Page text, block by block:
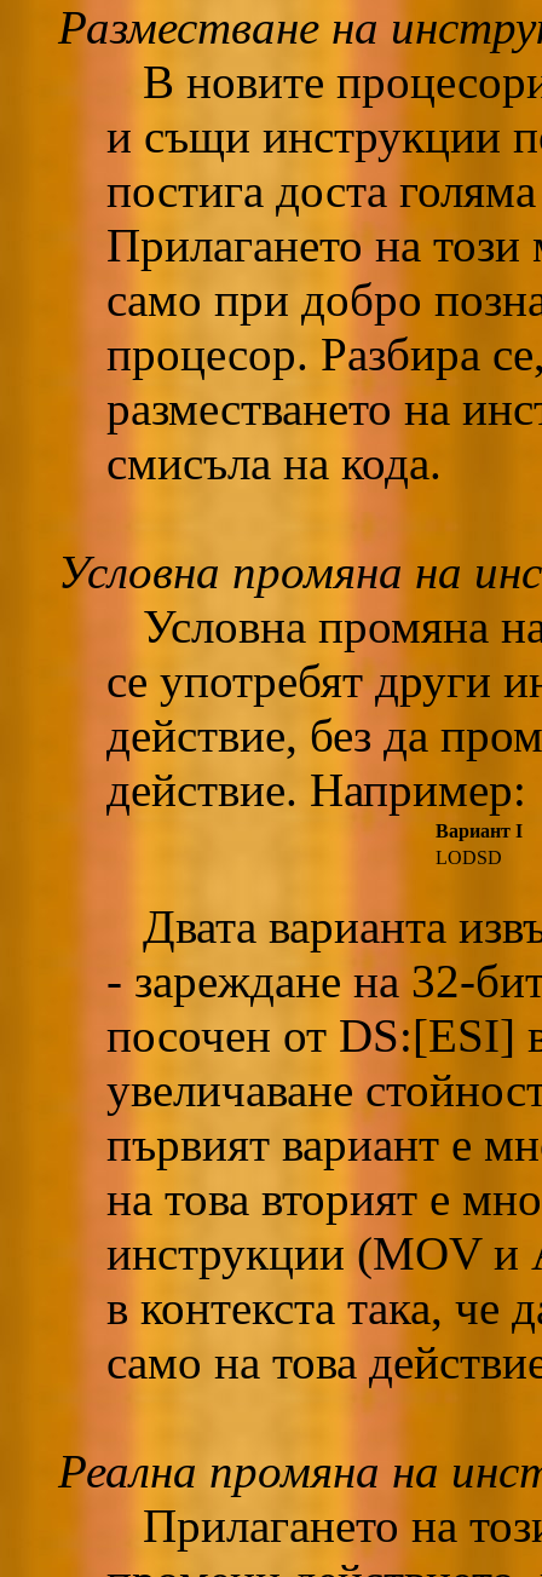
Разместване на
В новите
и същи инструкции
постига доста
Прилагането на
само при добро
процесор. Разбира
разместването на
смисъла на кода.
Условна промяна на
Условна промяна
се употребят други
действие, без да
действие. Например:
Вариант I
LODSD
Двата варианта
- зареждане на 32-
посочен от DS:[ESI]
увеличаване
първият вариант е
на това вторият е
инструкции (MOV
в контекста така, че
само на това
Реална промяна на
Прилагането на